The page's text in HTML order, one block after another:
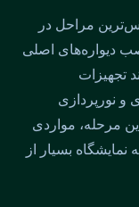
مراحل در
دیواره‌های اصلی
تجهیزات
و نورپردازی
مرحله، مواردی
بسیار از